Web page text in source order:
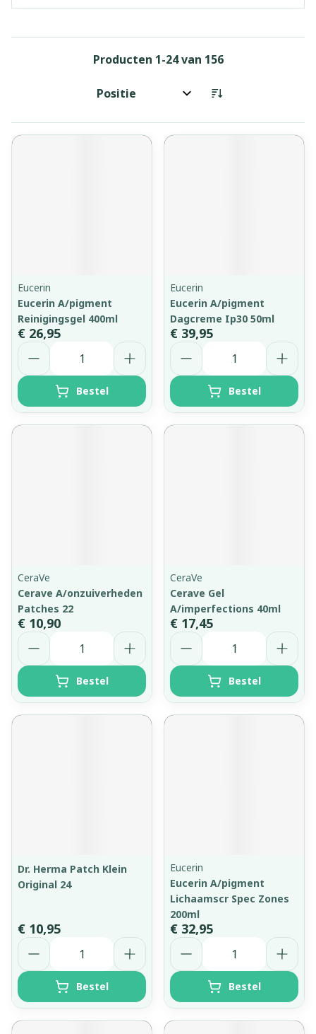
Producten 1-24van 156
Sorteer op:
Eucerin
Eucerin A/pigment
Reinigingsgel 400ml
€ 26,95
Aantal
Bestel
Eucerin
Eucerin A/pigment
Dagcreme Ip30 50ml
€ 39,95
Aantal
Bestel
CeraVe
Cerave A/onzuiverheden
Patches 22
€ 10,90
Aantal
Bestel
CeraVe
Cerave Gel
A/imperfections 40ml
€ 17,45
Aantal
Bestel
Dr. Herma Patch Klein
Original 24
€ 10,95
Aantal
Bestel
Eucerin
Eucerin A/pigment
Lichaamscr Spec Zones
200ml
€ 32,95
Aantal
Bestel